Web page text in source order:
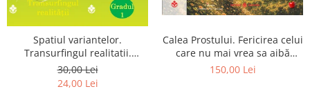
Spatiul variantelor.
Transurfingul realitatii.
Gradul 1. Cum sa ne
dezvoltam intuitia si sa ne
30,00 Lei
24,00 Lei
Calea Prostului. Fericirea celui
care nu mai vrea sa aibă
dreptate - Intoarcerea la
150,00 Lei